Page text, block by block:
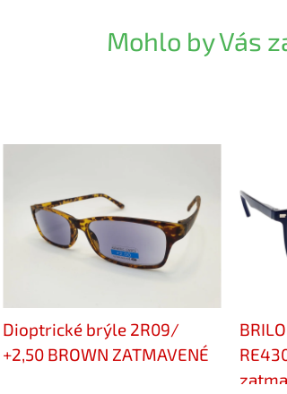
Mohlo by Vás
Dioptrické brýle 2R09/
+2,50 BROWN ZATMAVENÉ